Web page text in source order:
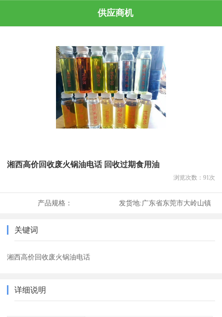
供应商机
湘西高价回收废火锅油电话 回收过期食用油
浏览次数： 91 次
产品规格： 发货地:广东省东莞市大岭山镇
关键词
湘西高价回收废火锅油电话
详细说明